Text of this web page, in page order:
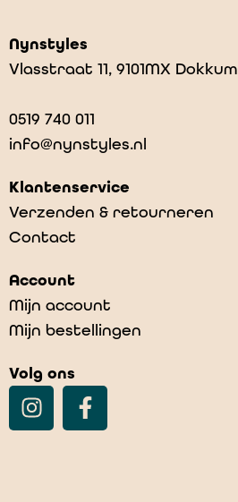
Nynstyles
Vlasstraat 11, 9101MX Dokkum
0519 740 011
info@nynstyles.nl
Klantenservice
Verzenden & retourneren
Contact
Account
Mijn account
Mijn bestellingen
Volg ons